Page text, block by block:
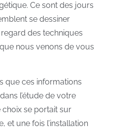
Ce sont des jours
se dessiner
des techniques
nous venons de vous
que ces informations
l’étude de votre
choix se portait sur
et une fois l’installation